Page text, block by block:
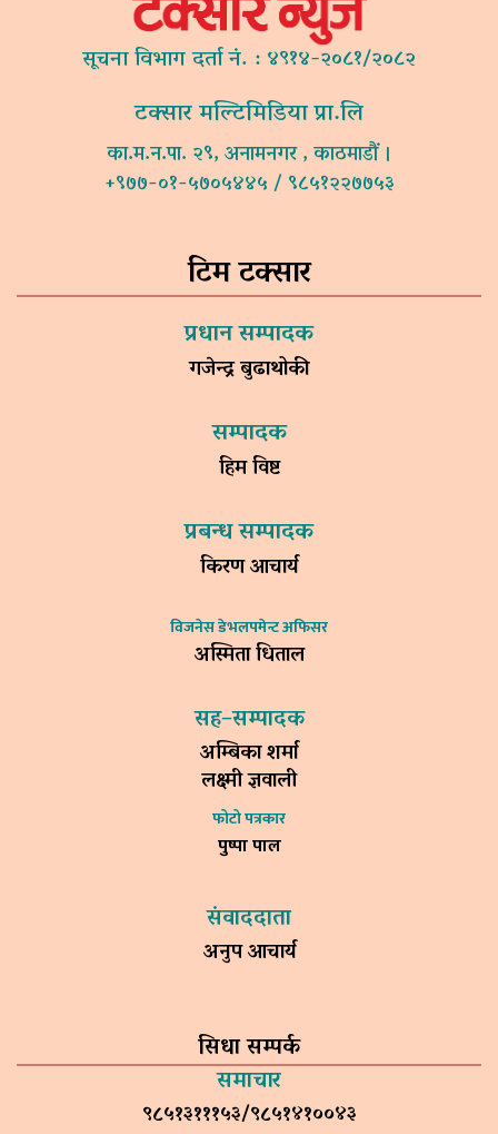
सूचना विभाग दर्ता नं. : ४९१४-२०८१/२०८२
टक्सार मल्टिमिडिया प्रा.लि
का.म.न.पा. २९, अनामनगर , काठमाडौं ।
+९७७-०१-५७०५४४५ / ९८५१२२७७५३
टिम टक्सार
प्रधान सम्पादक
गजेन्द्र बुढाथोकी
सम्पादक
हिम विष्ट
प्रबन्ध सम्पादक
किरण आचार्य
विजनेस डेभलपमेन्ट अफिसर
अस्मिता धिताल
सह–सम्पादक
अम्बिका शर्मा
लक्ष्मी ज्ञवाली
फोटो पत्रकार
पुष्पा पाल
संवाददाता
अनुप आचार्य
सिधा सम्पर्क
समाचार
९८५१३१११५३/९८५१४१००४३